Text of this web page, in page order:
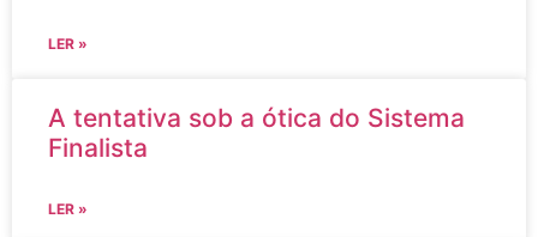
LER »
A tentativa sob a ótica do Sistema
Finalista
LER »